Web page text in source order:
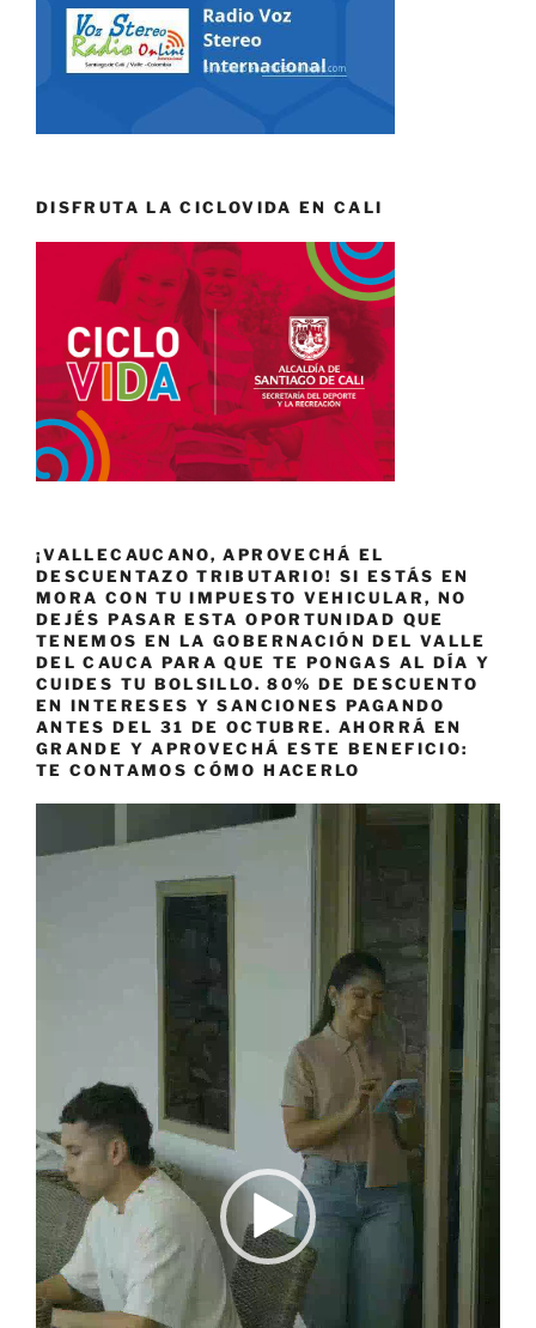
DISFRUTA LA CICLOVIDA EN CALI
¡VALLECAUCANO, APROVECHÁ EL
DESCUENTAZO TRIBUTARIO! SI ESTÁS EN
MORA CON TU IMPUESTO VEHICULAR, NO
DEJÉS PASAR ESTA OPORTUNIDAD QUE
TENEMOS EN LA GOBERNACIÓN DEL VALLE
DEL CAUCA PARA QUE TE PONGAS AL DÍA Y
CUIDES TU BOLSILLO. 80% DE DESCUENTO
EN INTERESES Y SANCIONES PAGANDO
ANTES DEL 31 DE OCTUBRE. AHORRÁ EN
GRANDE Y APROVECHÁ ESTE BENEFICIO:
TE CONTAMOS CÓMO HACERLO